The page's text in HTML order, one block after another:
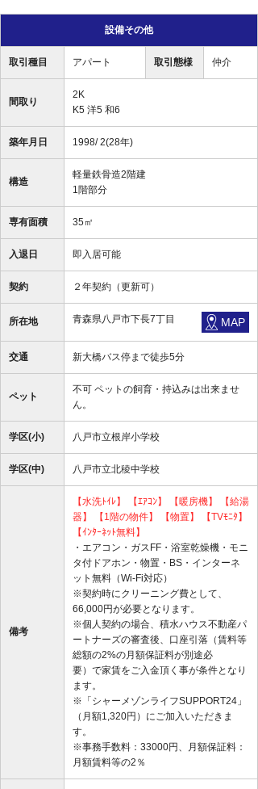
設備その他
取引種目 アパート 取引態様 仲介
間取り
2K
K5 洋5 和6
築年月日 1998/ 2(28年)
構造
軽量鉄骨造2階建
1階部分
専有面積 35㎡
入退日 即入居可能
契約 ２年契約（更新可）
所在地 青森県八戸市下長7丁目 MAP
交通 新大橋バス停まで徒歩5分
ペット
不可 ペットの飼育・持込みは出来ませ
ん。
学区(小) 八戸市立根岸小学校
学区(中) 八戸市立北稜中学校
備考
【水洗ﾄｲﾚ】 【ｴｱｺﾝ】 【暖房機】
【給湯
器】
【1階の物件】 【物置】
【TVﾓﾆﾀ】
【ｲﾝﾀｰﾈｯﾄ無料】
・エアコン・ガスFF・浴室乾燥機・モニ
タ付ドアホン・物置・BS・インターネ
ット無料（Wi-Fi対応）
※契約時にクリーニング費として、
66,000円が必要となります。
※個人契約の場合、積水ハウス不動産パ
ートナーズの審査後、口座引落（賃料等
総額の2%の月額保証料が別途必
要）で家賃をご入金頂く事が条件となり
ます。
※「シャーメゾンライフSUPPORT24」
（月額1,320円）にご加入いただきま
す。
※事務手数料：33000円、月額保証料：
月額賃料等の2％